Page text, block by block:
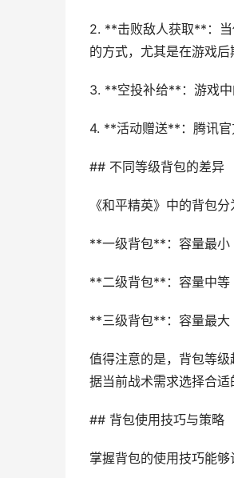
2. **击败敌人获取**：当
的方式，尤其是在游戏后
3. **空投补给**：游戏中
4. **活动赠送**：腾讯官
## 不同等级背包的差异
《和平精英》中的背包
**一级背包**：容量最小
**二级背包**：容量中等
**三级背包**：容量最大
值得注意的是，背包等
据当前战术需求选择合适
## 背包使用技巧与策略
掌握背包的使用技巧能够